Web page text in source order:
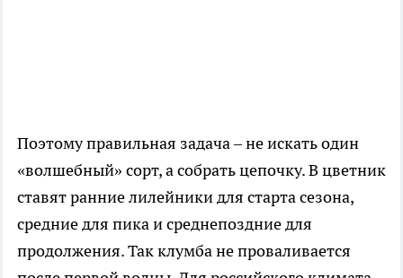
Поэтому правильная задача – не искать один
«волшебный» сорт, а собрать цепочку. В цветник
ставят ранние лилейники для старта сезона,
средние для пика и среднепоздние для
продолжения. Так клумба не проваливается